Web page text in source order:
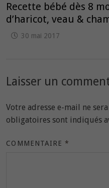
Recette bébé dès 8
d’haricot, veau &
30 mai 2017
Laisser un
Votre adresse e-mail ne
obligatoires sont indiqués
COMMENTAIRE*